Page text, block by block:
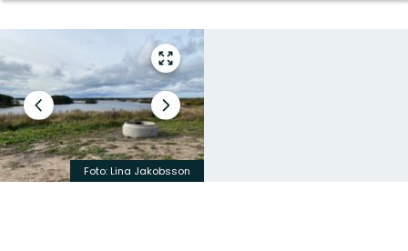
Gå
till
helskärmsläge
Föregående
bild
Nästa
bildspel
Foto: Lina Jakobsson